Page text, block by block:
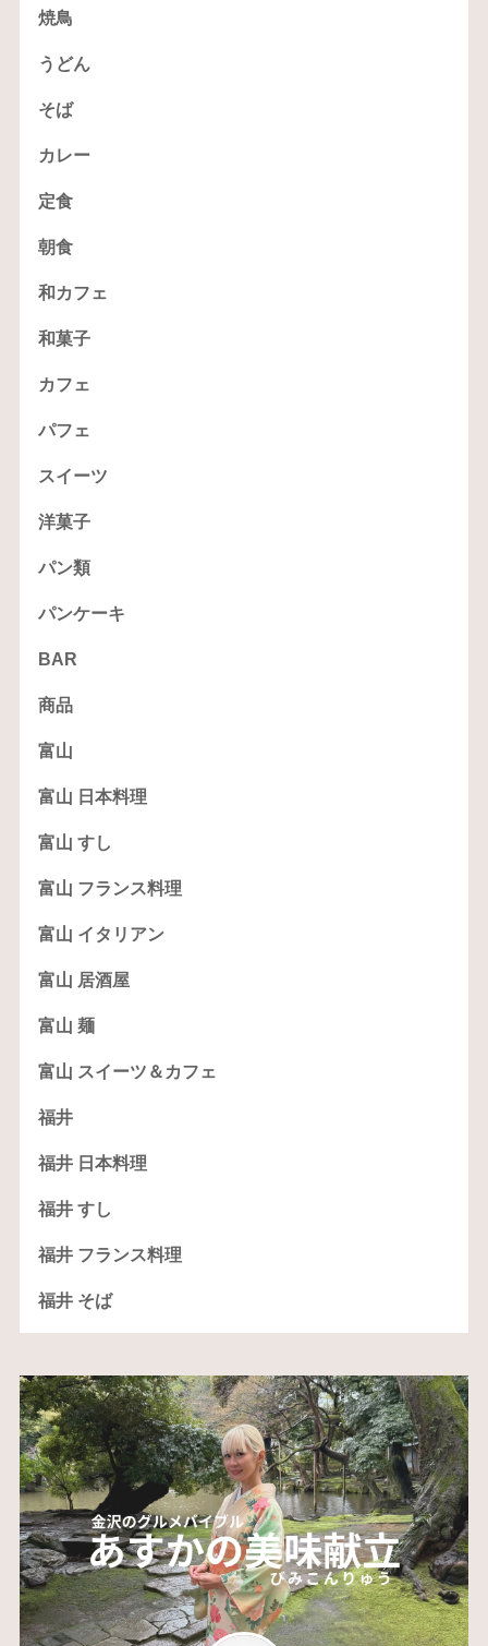
焼鳥
うどん
そば
カレー
定食
朝食
和カフェ
和菓子
カフェ
パフェ
スイーツ
洋菓子
パン類
パンケーキ
BAR
商品
富山
富山 日本料理
富山 すし
富山 フランス料理
富山 イタリアン
富山 居酒屋
富山 麺
富山 スイーツ＆カフェ
福井
福井 日本料理
福井 すし
福井 フランス料理
福井 そば